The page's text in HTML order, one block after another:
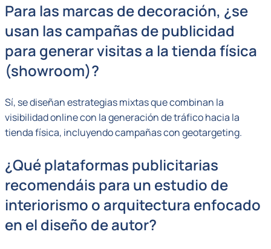
Para las marcas de decoración, ¿se
usan las campañas de publicidad
para generar visitas a la tienda física
(showroom)?
Sí, se diseñan estrategias mixtas que combinan la
visibilidad online con la generación de tráfico hacia la
tienda física, incluyendo campañas con geotargeting.
¿Qué plataformas publicitarias
recomendáis para un estudio de
interiorismo o arquitectura enfocado
en el diseño de autor?